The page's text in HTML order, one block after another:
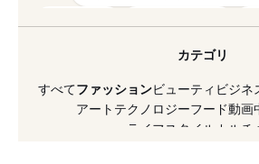
#2026年発売
#2026年オープン
#ス
カテゴリ
すべてファッションビューティ ビジネ
アート テクノロジーフード動画
ライフスタイル
カルチ